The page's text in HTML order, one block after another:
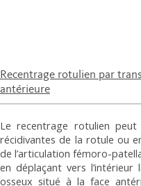
Recentrage rotulien par
antérieure
Le recentrage rotulien
récidivantes de la rotule ou
de l’articulation fémoro-
en déplaçant vers
osseux situé à la face